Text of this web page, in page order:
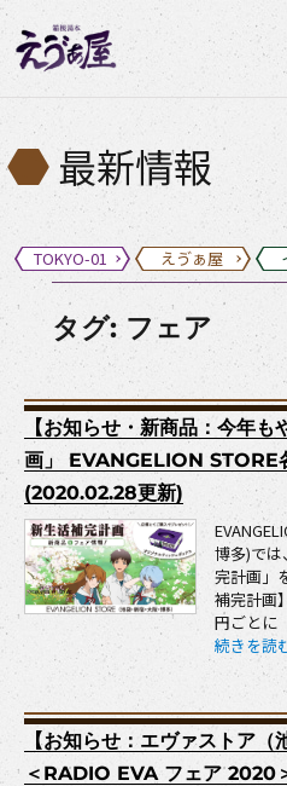
最新情報
TOKYO-01 えゔぁ屋
タグ:フェア
【お知らせ・新商品：今年
画」 EVANGELION STORE
(2020.02.28更新)
博多)で
完計画」
補完計画
円ごとに
“【お知
続きを読
【お知らせ：エヴァストア
＜RADIO EVA フェア 2020